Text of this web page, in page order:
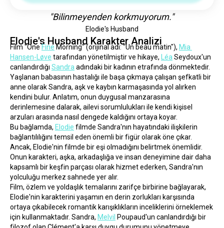
"Bilinmeyenden korkmuyorum."
Elodie's Husband
Elodie's Husband Karakter Analizi
Film "One Fine Morning" (orijinal adı: "Un beau matin"), Mia
Hansen-Løve tarafından yönetilmiştir ve hikaye, Léa Seydoux'un
canlandırdığı Sandra adındaki bir kadının etrafında dönmektedir.
Yaşlanan babasının hastalığı ile başa çıkmaya çalışan şefkatli bir
anne olarak Sandra, aşk ve kaybın karmaşasında yol alırken
kendini bulur. Anlatım, onun duygusal manzarasına
derinlemesine dalarak, ailevi sorumlulukları ile kendi kişisel
arzuları arasında nasıl dengede kaldığını ortaya koyar.
Bu bağlamda, Elodie filmde Sandra'nın hayatındaki ilişkilerin
bağlantılılığını temsil eden önemli bir figür olarak öne çıkar.
Ancak, Elodie'nin filmde bir eşi olmadığını belirtmek önemlidir.
Onun karakteri, aşka, arkadaşlığa ve insan deneyimine dair daha
kapsamlı bir keşfin parçası olarak hizmet ederken, Sandra'nın
yolculuğu merkez sahnede yer alır.
Film, özlem ve yoldaşlık temalarını zarifçe birbirine bağlayarak,
Elodie'nin karakterini yaşamın en derin zorlukları karşısında
ortaya çıkabilecek romantik karışıklıkların inceliklerini örneklemek
için kullanmaktadır. Sandra, Melvil Poupaud'un canlandırdığı bir